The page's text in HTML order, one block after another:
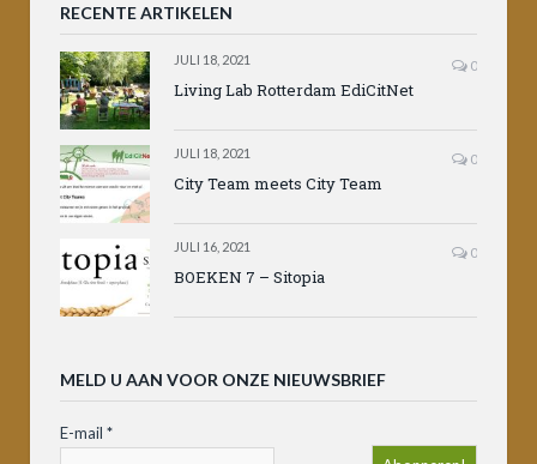
RECENTE ARTIKELEN
JULI 18, 2021 0
Living Lab Rotterdam EdiCitNet
JULI 18, 2021 0
City Team meets City Team
JULI 16, 2021 0
BOEKEN 7 – Sitopia
MELD U AAN VOOR ONZE NIEUWSBRIEF
E-mail *